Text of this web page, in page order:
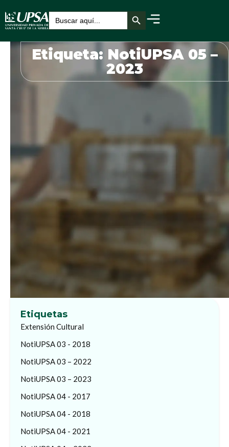
Buscar: Botón de búsqueda
Etiqueta: NotiUPSA 05 –
2023
Etiquetas
Extensión Cultural
NotiUPSA 03 - 2018
NotiUPSA 03 – 2022
NotiUPSA 03 – 2023
NotiUPSA 04 - 2017
NotiUPSA 04 - 2018
NotiUPSA 04 - 2021